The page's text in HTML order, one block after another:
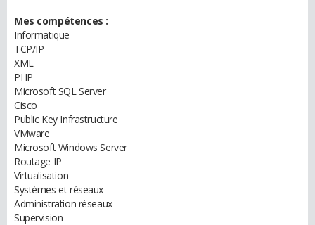
Mes compétences :
Informatique
TCP/IP
XML
PHP
Microsoft SQL Server
Cisco
Public Key Infrastructure
VMware
Microsoft Windows Server
Routage IP
Virtualisation
Systèmes et réseaux
Administration réseaux
Supervision